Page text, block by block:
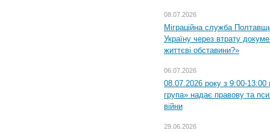
08.07.2026
Міграційна служба
Україну через втрату
життєві обставини?»
06.07.2026
08.07.2026 року з 9:00-13:00
група» надає правову та
війни
29.06.2026